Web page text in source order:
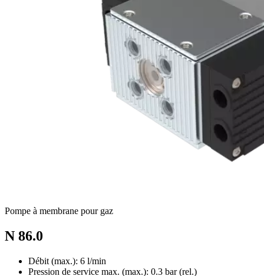
Pompe à membrane pour gaz
N 86.0
Débit (max.): 6 l/min
Pression de service max. (max.): 0.3 bar (rel.)